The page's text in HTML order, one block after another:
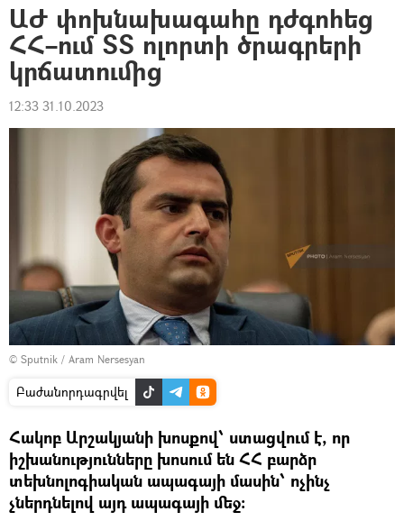
ԱԺ փոխնախագահը դժգոհեց
ՀՀ–ում ՏՏ ոլորտի ծրագրերի
կրճատումից
12:33 31.10.2023
© Sputnik / Aram Nersesyan
Բաժանորդագրվել
Հակոբ Արշակյանի խոսքով՝ ստացվում է, որ
իշխանությունները խոսում են ՀՀ բարձր
տեխնոլոգիական ապագայի մասին՝ ոչինչ
չներդնելով այդ ապագայի մեջ։